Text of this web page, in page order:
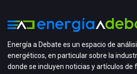
Energía a Debate es un espacio de
energéticos, en particular sobre la
donde se incluyen noticias y artículos de